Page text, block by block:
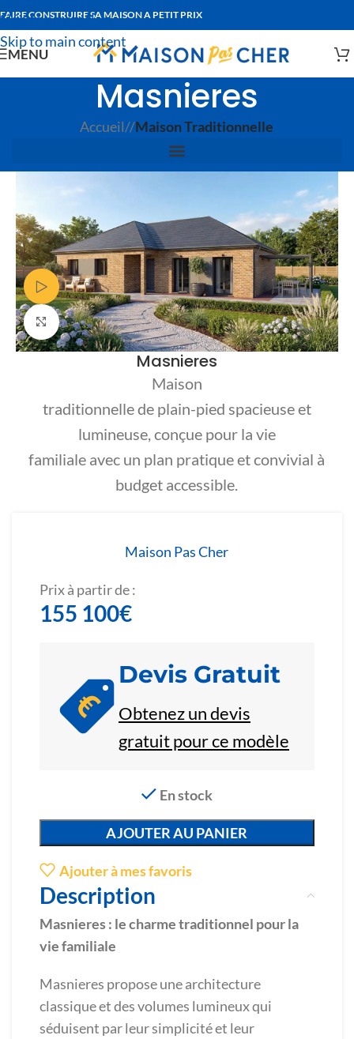
Skip to navigation
Skip to main content
FAIRE CONSTRUIRE SA MAISON A PETIT PRIX
MENU
Masnieres
Accueil/ Maison Traditionnelle
Voir Vidéo
Agrandir
Masnieres
Maison
traditionnelle de plain-pied spacieuse et
lumineuse, conçue pour la vie
familiale avec un plan pratique et convivial à
budget accessible.
Maison Pas Cher
Prix à partir de :
155 100€
Devis Gratuit
Obtenez un devis
gratuit pour ce modèle
En stock
AJOUTER AU PANIER
Ajouter à mes favoris
Description
Masnieres : le charme traditionnel pour la
vie familiale
Masnieres propose une architecture
classique et des volumes lumineux qui
séduisent par leur simplicité et leur